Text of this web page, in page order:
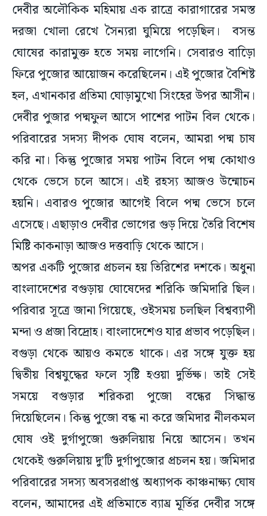
দেবীর অলৌকিক মহিমায় এক রাত্রে কারাগারের সমস্ত
দরজা খোলা রেখে সৈন্যরা ঘুমিয়ে পড়েছিল। বসন্ত
ঘোষের কারামুক্ত হতে সময় লাগেনি। সেবারও বাড়িো
ফিরে পুজোর আয়োজন করেছিলেন। এই পুজোর বৈশিষ্ট
হল, এখানকার প্রতিমা ঘোড়ামুখো সিংহের উপর আসীন।
দেবীর পুজার পদ্মফুল আসে পাশের পাটন বিল থেকে।
পরিবারের সদস্য দীপক ঘোষ বলেন, আমরা পদ্ম চাষ
করি না। কিন্তু পুজোর সময় পাটন বিলে পদ্ম কোথাও
থেকে ভেসে চলে আসে। এই রহস্য আজও উন্মোচন
হয়নি। এবারও পুজোর আগেই বিলে পদ্ম ভেসে চলে
এসেছে। এছাড়াও দেবীর ভোগের গুড় দিয়ে তৈরি বিশেষ
মিষ্টি কাকনাড়া আজও দত্তবাড়ি থেকে আসে।
অপর একটি পুজোর প্রচলন হয় তিরিশের দশকে। অধুনা
বাংলাদেশের বগুড়ায় ঘোষেদের শরিকি জমিদারি ছিল।
পরিবার সূত্রে জানা গিয়েছে, ওইসময় চলছিল বিশ্বব্যাপী
মন্দা ও প্রজা বিদ্রোহ। বাংলাদেশেও যার প্রভাব পড়েছিল।
বগুড়া থেকে আয়ও কমতে থাকে। এর সঙ্গে যুক্ত হয়
দ্বিতীয় বিশ্বযুদ্ধের ফলে সৃষ্টি হওয়া দুর্ভিক্ষ। তাই সেই
সময়ে বগুড়ার শরিকরা পুজো বন্ধের সিদ্ধান্ত
দিয়েছিলেন। কিন্তু পুজো বন্ধ না করে জমিদার নীলকমল
ঘোষ ওই দুর্গাপুজো গুরুলিয়ায় নিয়ে আসেন। তখন
থেকেই গুরুলিয়ায় দু’টি দুর্গাপুজোর প্রচলন হয়। জমিদার
পরিবারের সদস্য অবসরপ্রাপ্ত অধ্যাপক কাঞ্চনাক্ষ্য ঘোষ
বলেন, আমাদের এই প্রতিমাতে ব্যাঘ্র মূর্তির দেবীর সঙ্গে